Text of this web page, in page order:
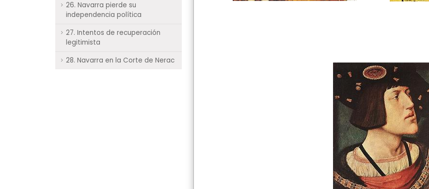
26. Navarra pierde su
independencia política
27. Intentos de recuperación
legitimista
28. Navarra en la Corte de Nerac